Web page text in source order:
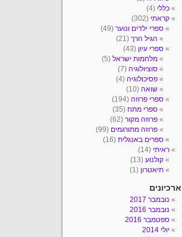
כללי (4)
קראתי (302)
ספרי ילדים ונוער (49)
הגיל הרך (21)
ספרי עיון (43)
מלחמות ישראל (5)
סוציולוגיה (7)
פסיכולוגיה (4)
שואה (10)
ספרי פרוזה (194)
ספרי מתח (35)
פרוזה מקור (62)
פרוזה מתורגמים (99)
ספרים באנגלית (16)
ראיתי (14)
קולנוע (13)
תיאטרון (1)
ארכיונים
נובמבר 2017
נובמבר 2016
ספטמבר 2016
יולי 2014